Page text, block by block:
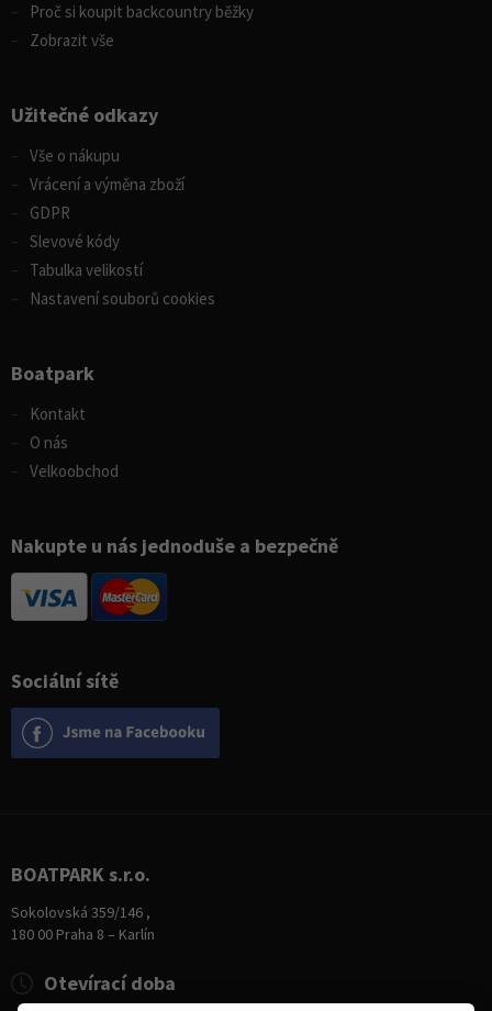
Sociální sítě
Proč si koupit backcountry běžky
Zobrazit vše
Užitečné odkazy
Vše o nákupu
Vrácení a výměna zboží
GDPR
Slevové kódy
Tabulka velikostí
Nastavení souborů cookies
Boatpark
Kontakt
O nás
Velkoobchod
Nakupte u nás jednoduše a bezpečně
BOATPARK s.r.o.
Sokolovská 359/146 ,
180 00 Praha 8 – Karlín
Otevírací doba